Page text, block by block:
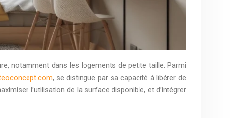
notamment dans les logements de petite taille. Parmi
, se distingue par sa capacité à libérer de
l’utilisation de la surface disponible, et d’intégrer